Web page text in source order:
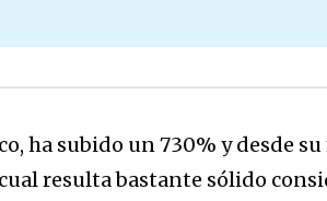
ha subido un 730% y desde
resulta bastante sólido